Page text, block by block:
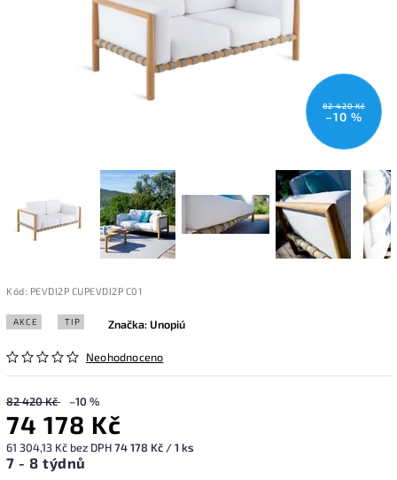
82 420 Kč
–10 %
Kód: PEVDI2P CUPEVDI2P C01
AKCE TIP
Neohodnoceno
Značka:Unopiú
82 420 Kč –10 %
74 178 Kč
61 304,13 Kč bez DPH74 178 Kč / 1 ks
7 - 8 týdnů